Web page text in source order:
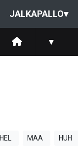
JALKAPALLO▾
▾
HEL MAA HUH